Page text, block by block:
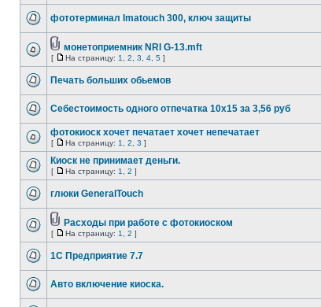
фототерминал Imatouch 300, ключ защиты
монетоприемник NRI G-13.mft
[ На страницу: 1 2 3 4 5 ]
Печать больших обьемов
Себестоимость одного отпечатка 10х15 за 3,56 руб
фотокиоск хочет печатает хочет непечатает
[ На страницу: 1 2 3 ]
Киоск не принимает деньги.
[ На страницу: 1 2 ]
глюки GeneralTouch
Расходы при работе с фотокиоском
[ На страницу: 1 2 ]
1С Предприятие 7.7
Авто включение киоска.